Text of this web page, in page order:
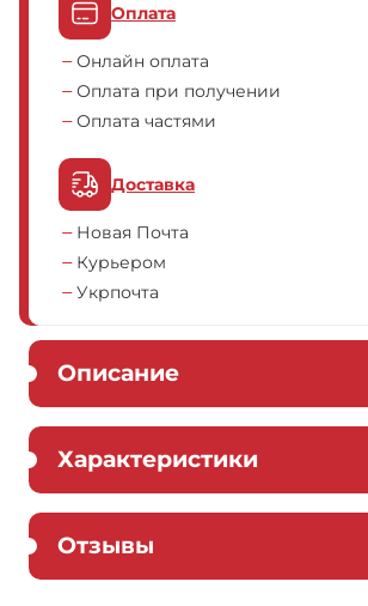
Оплата
Онлайн оплата
Оплата при получении
Оплата частями
Доставка
Новая Почта
Курьером
Укрпочта
Описание
Характеристики
Отзывы